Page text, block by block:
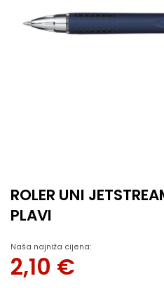
ROLER UNI
PLAVI
Naša najniža cijena:
2,10 €